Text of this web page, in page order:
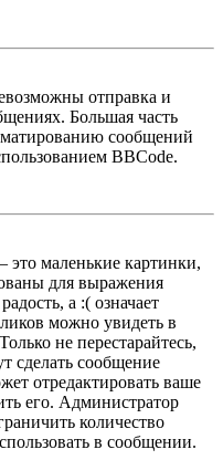
отправка и
Большая часть
сообщений
BBCode.
маленькие картинки,
для выражения
а :( означает
можно увидеть в
не перестарайтесь,
сделать сообщение
отредактировать ваше
его. Администратор
количество
в сообщении.